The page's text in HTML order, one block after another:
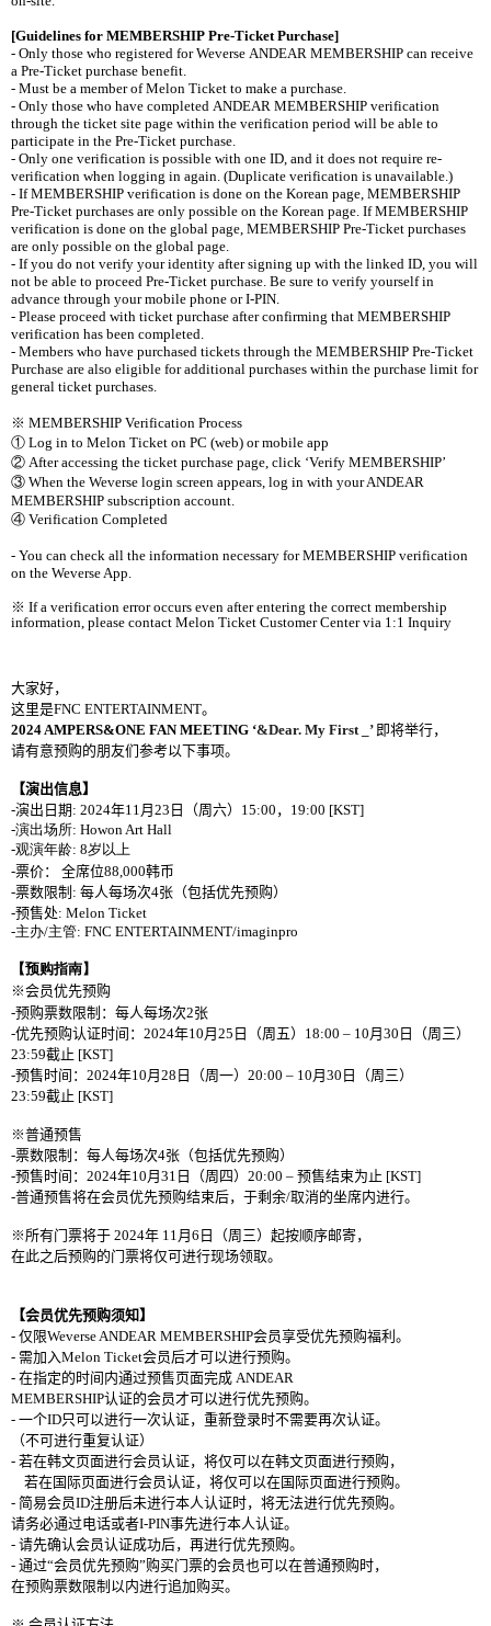
[Guidelines for MEMBERSHIP Pre-Ticket Purchase]
- Only those who registered for Weverse ANDEAR MEMBERSHIP can receive
a Pre-Ticket purchase benefit.
- Must be a member of Melon Ticket to make a purchase.
- Only those who have completed ANDEAR MEMBERSHIP verification
through the ticket site page within the verification period will be able to
participate in the Pre-Ticket purchase.
- Only one verification is possible with one ID, and it does not require re-
verification when logging in again. (Duplicate verification is unavailable.)
- If MEMBERSHIP verification is done on the Korean page, MEMBERSHIP
Pre-Ticket purchases are only possible on the Korean page. If MEMBERSHIP
verification is done on the global page, MEMBERSHIP Pre-Ticket purchases
are only possible on the global page.
- If you do not verify your identity after signing up with the linked ID, you will
not be able to proceed Pre-Ticket purchase. Be sure to verify yourself in
advance through your mobile phone or I-PIN.
- Please proceed with ticket purchase after confirming that MEMBERSHIP
verification has been completed.
- Members who have purchased tickets through the MEMBERSHIP Pre-Ticket
Purchase are also eligible for additional purchases within the purchase limit for
general ticket purchases.
※ MEMBERSHIP Verification Process
① Log in to Melon Ticket on PC (web) or mobile app
② After accessing the ticket purchase page, click ‘Verify MEMBERSHIP’
③ When the Weverse login screen appears, log in with your ANDEAR
MEMBERSHIP subscription account.
④ Verification Completed
- You can check all the information necessary for MEMBERSHIP verification
on the Weverse App.
※ If a verification error occurs even after entering the correct membership
information, please contact Melon Ticket Customer Center via 1:1 Inquiry
大家好，
这里是FNC ENTERTAINMENT。
2024 AMPERS&ONE FAN MEETING ‘&Dear. My First _’ 即将举行，
请有意预购的朋友们参考以下事项。
【演出信息】
-演出日期: 2024年11 月 23 日（周六） 15:00 ， 19:00 [KST]
-演出场所: Howon Art Hall
-观演年龄: 8岁以上
-票价： 全席位88,000韩币
-票数限制 : 每人每场次4张 （包括优先预购）
-预售处: Melon Ticket
-主办/主管: FNC ENTERTAINMENT/imaginpro
【预购指南】
※会员优先预购
-预购票数限制：每人每场次2张
-优先预购认证时间 ： 2024年10 月 25 日（周五） 18:00 – 10 月 30 日（周三）
23:59截止 [KST]
-预售时间 ： 2024年10 月 28 日（周一） 20:00 – 10 月 30 日（周三）
23:59截止 [KST]
※普通预售
-票数限制： 每人每场次4张 （包括优先预购）
-预售时间 ： 2024年10 月 31 日（周四） 20:00 – 预售结束为 止 [KST]
-普通预售将在会员优先预购结束后，于剩余/取消的坐席内进行。
※所有门票将于 2024年 11 月 6 日（周三）起按 顺序邮寄，
在此之后预购的门票将仅可进行现场领取。
【会员优先预购须知】
- 仅 限Weverse ANDEAR MEMBERSHIP会员享受优先预购福利。
- 需加入Melon Ticket会员后才可以进行预购。
- 在指定的时间内通过预售页面完成 ANDEAR
MEMBERSHIP认证的会员才可以进行优先预购。
- 一个ID只可以进行一次认证，重新登录时不需要再次认证。
（不可进行重复认证）
- 若在韩文页面进行会员认证， 将仅可以在韩文页面进行预购，
若在国际页面进行会员认证， 将仅可以在国际页面进行预购。
- 简易会员ID注册后未进行本人认证时， 将无法进行优先预购。
请务必通过电话或者I-PIN事先进行本人认证。
- 请先确认会员认证成功后，再进行优先预购。
- 通过“会员优先预购”购买门票的会员也可以在普通预购时，
在预购票数限制以 内进行追加购买。